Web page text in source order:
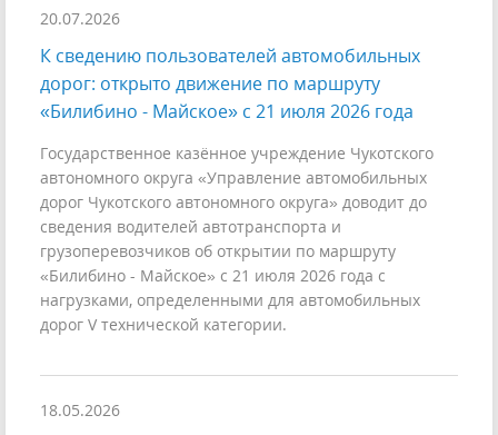
20.07.2026
К сведению пользователей автомобильных
дорог: открыто движение по маршруту
«Билибино - Майское» с 21 июля 2026 года
Государственное казённое учреждение Чукотского
автономного округа «Управление автомобильных
дорог Чукотского автономного округа» доводит до
сведения водителей автотранспорта и
грузоперевозчиков об открытии по маршруту
«Билибино - Майское» с 21 июля 2026 года с
нагрузками, определенными для автомобильных
дорог V технической категории.
18.05.2026